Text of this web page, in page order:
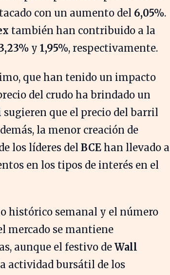
con un aumento del 6,05%.
también han contribuido a la
y 1,95%, respectivamente.
que han tenido un impacto
del crudo ha brindado un
sugieren que el precio del barril
la menor creación de
los líderes del BCE han llevado a
en los tipos de interés en el
histórico semanal y el número
mercado se mantiene
aunque el festivo deWall
actividad bursátil de los